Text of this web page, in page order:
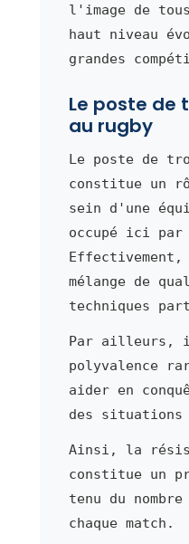
l'image de
haut niveau
grandes
Le poste de
au rugby
Le poste de
constitue un
sein d'une
occupé ici par
Effectivement,
mélange de
techniques
Par ailleurs, il
polyvalence
aider en
des situations
Ainsi, la
constitue un
tenu du
chaque match.